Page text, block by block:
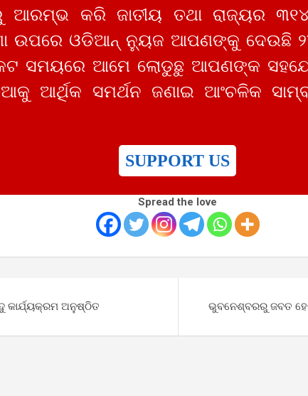
ଆରମ୍ଭ କରି ଜାତୀୟ ତଥା ରାଜ୍ୟର
ଉପରେ ଓଡିଆନ୍ ନ୍ୟୁଜ ଆପଣଙ୍କୁ ଦେଉଛି
ସମୟରେ ଆମେ ଲୋଡୁଛୁ ଆପଣଙ୍କ
ଆର୍ଥିକ ସମର୍ଥନ ଜଣାଇ ଆଂଚଳିକ
SUPPORT US
Spread the love
କାର୍ଯ୍ୟକ୍ରମ ଅନୁଷ୍ଠିତ ଭୁବନେଶ୍ବରରୁ ଜବତ